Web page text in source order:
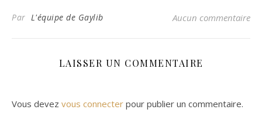
Par L'équipe de Gaylib Aucun commentaire
LAISSER UN COMMENTAIRE
Vous devez vous connecter pour publier un commentaire.